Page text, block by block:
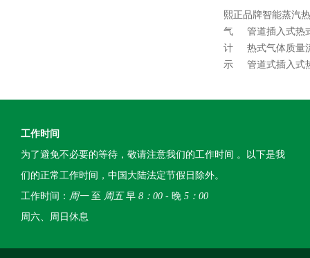
熙正品牌智能蒸汽
气
管道插入式热
计
热式气体质量
示
管道式插入式
工作时间
为了避免不必要的等待，敬请注意我们的工作时间 。以下是我
们的正常工作时间，中国大陆法定节假日除外。
工作时间： 周一至 周五早 8：00 - 晚 5：00
周六、周日休息